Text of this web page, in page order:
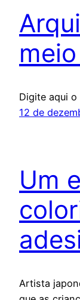
Digite aqui o
12 de
Um
Artista